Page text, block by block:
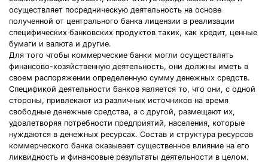
осуществляет посредническую деятельность на основе
полученной от центрального банка лицензии в реализации
специфических банковских продуктов таких, как кредит, ценные
бумаги и валюта и другие.
Для того чтобы коммерческие банки могли осуществлять
финансово-хозяйственную деятельность, они должны иметь в
своем распоряжении определенную сумму денежных средств.
Спецификой деятельности банков является то, что они, с одной
стороны, привлекают из различных источников на время
свободные денежные средства, а с другой, размещают их,
удовлетворяя потребности предприятий, населения, которые
нуждаются в денежных ресурсах. Состав и структура ресурсов
коммерческого банка оказывает существенное влияние на его
ликвидность и финансовые результаты деятельности в целом.